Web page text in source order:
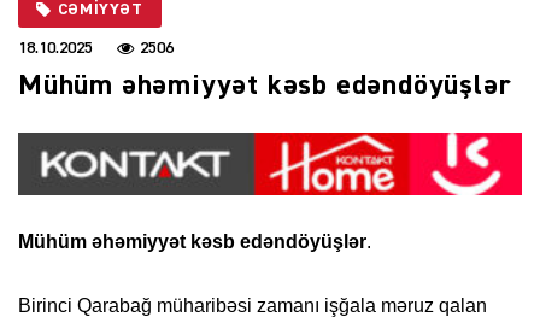
CƏMIYYƏT
18.10.2025 2506
Mühüm əhəmiyyət kəsb edəndöyüşlər
Mühüm əhəmiyyət kəsb edəndöyüşlər.
Birinci Qarabağ müharibəsi zamanı işğala məruz qalan